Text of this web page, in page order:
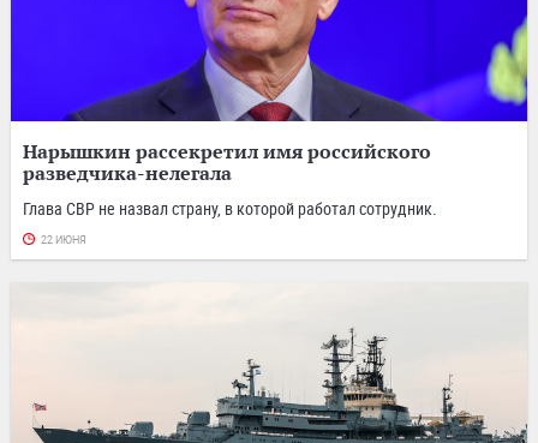
Нарышкин рассекретил имя российского
разведчика-нелегала
Глава СВР не назвал страну, в которой работал сотрудник.
22 ИЮНЯ